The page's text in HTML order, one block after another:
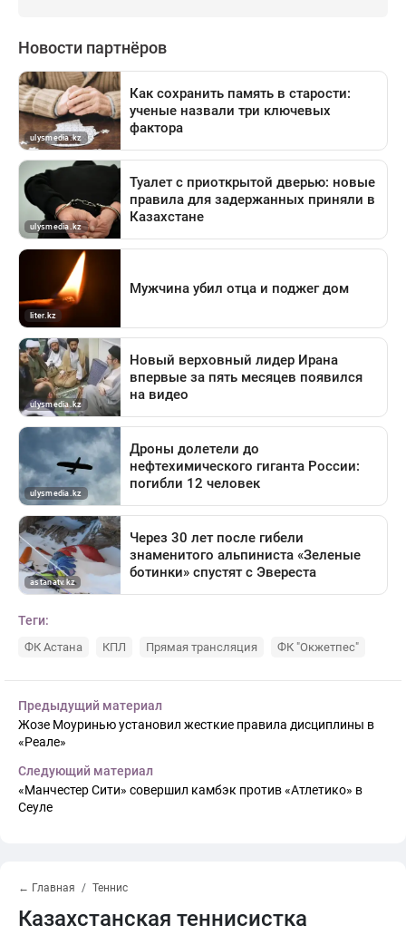
Теги:
ФК Астана КПЛ Прямая трансляция ФК "Окжетпес"
Предыдущий материал
Жозе Моуринью установил жесткие правила дисциплины в
«Реале»
Следующий материал
«Манчестер Сити» совершил камбэк против «Атлетико» в
Сеуле
← Главная Теннис
Казахстанская теннисистка